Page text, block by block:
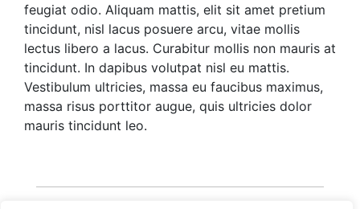
feugiat odio. Aliquam mattis, elit sit amet pretium
tincidunt, nisl lacus posuere arcu, vitae mollis
lectus libero a lacus. Curabitur mollis non mauris at
tincidunt. In dapibus volutpat nisl eu mattis.
Vestibulum ultricies, massa eu faucibus maximus,
massa risus porttitor augue, quis ultricies dolor
mauris tincidunt leo.